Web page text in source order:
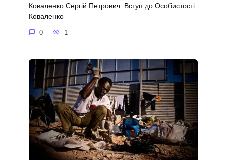
Коваленко Сергій Петрович: Вступ до Особистості
Коваленко
0 1